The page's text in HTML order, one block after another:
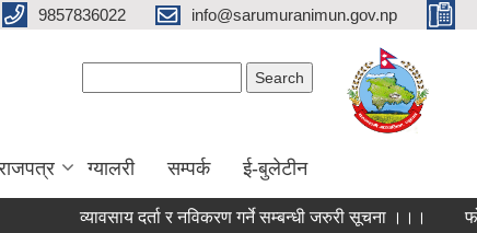
9857836022 info@sarumuranimun.gov.np
ग्यालरी सम्पर्क ई-बुलेटीन
व्यावसाय दर्ता र नविकरण गर्ने सम्बन्धी जरुरी सूचना ।।।